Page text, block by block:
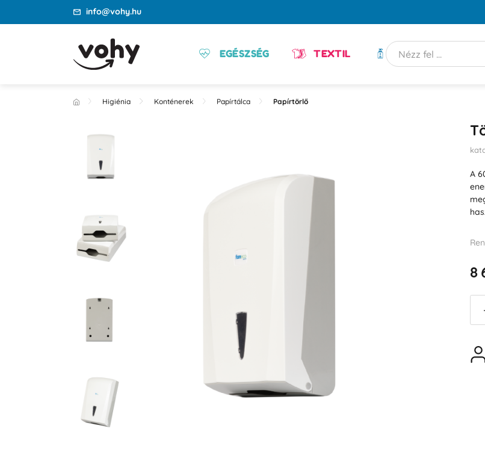
info@vohy.hu
EGÉSZSÉG TEXTIL HIGIÉNIA
Higiénia Konténerek Papírtálca Papírtörlő
A
8